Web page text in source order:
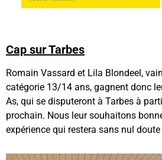
Cap sur Tarbes
Romain Vassard et Lila Blondeel,
catégorie 13/14 ans, gagnent donc
As, qui se disputeront à Tarbes à
prochain. Nous leur souhaitons
expérience qui restera sans nul